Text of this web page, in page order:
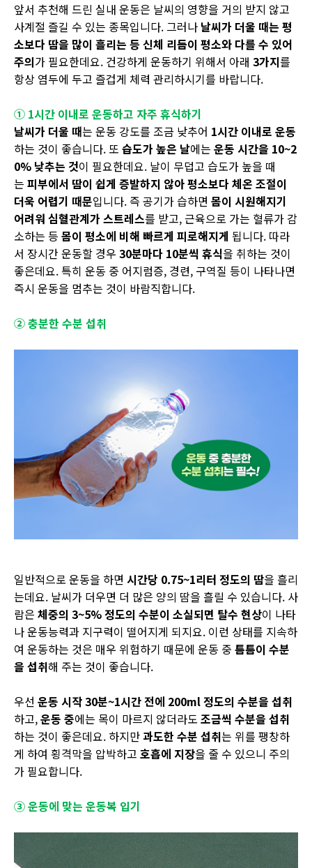
앞서 추천해 드린 실내 운동은 날씨의 영향을 거의 받지 않고
사계절 즐길 수 있는 종목입니다. 그러나 날씨가 더울 때는 평
소보다 땀을 많이 흘리는 등 신체 리듬이 평소와 다를 수 있어
주의가 필요한데요. 건강하게 운동하기 위해서 아래 3가지를
항상 염두에 두고 즐겁게 체력 관리하시기를 바랍니다.
① 1시간 이내로 운동하고 자주 휴식하기
날씨가 더울 때는 운동 강도를 조금 낮추어 1시간 이내로 운동
하는 것이 좋습니다. 또 습도가 높은 날에는 운동 시간을 10~2
0% 낮추는 것이 필요한데요. 날이 무덥고 습도가 높을 때
는 피부에서 땀이 쉽게 증발하지 않아 평소보다 체온 조절이
더욱 어렵기 때문입니다. 즉 공기가 습하면 몸이 시원해지기
어려워 심혈관계가 스트레스를 받고, 근육으로 가는 혈류가 감
소하는 등 몸이 평소에 비해 빠르게 피로해지게 됩니다. 따라
서 장시간 운동할 경우 30분마다 10분씩 휴식을 취하는 것이
좋은데요. 특히 운동 중 어지럼증, 경련, 구역질 등이 나타나면
즉시 운동을 멈추는 것이 바람직합니다.
② 충분한 수분 섭취
일반적으로 운동을 하면 시간당 0.75~1리터 정도의 땀을 흘리
는데요. 날씨가 더우면 더 많은 양의 땀을 흘릴 수 있습니다. 사
람은 체중의 3~5%정도의 수분이 소실되면 탈수 현상이 나타
나 운동능력과 지구력이 떨어지게 되지요. 이런 상태를 지속하
여 운동하는 것은 매우 위험하기 때문에 운동 중 틈틈이 수분
을 섭취해 주는 것이 좋습니다.
우선 운동 시작30분~1시간 전에 200ml정도의 수분을 섭취
하고,운동 중에는 목이 마르지 않더라도 조금씩 수분을 섭취
하는 것이 좋은데요. 하지만과도한 수분 섭취는 위를 팽창하
게 하여 횡격막을 압박하고 호흡에 지장을 줄 수 있으니 주의
가 필요합니다.
③ 운동에 맞는 운동복 입기